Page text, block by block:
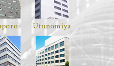
Utunomiya
ログイン